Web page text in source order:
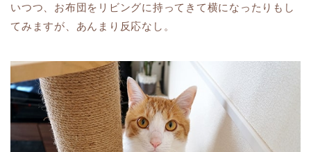
いつつ、お布団をリビングに持ってきて横になったりもし
てみますが、あんまり反応なし。